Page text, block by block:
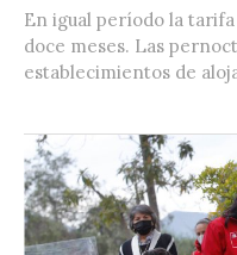
En igual período la
doce meses. Las
establecimientos de